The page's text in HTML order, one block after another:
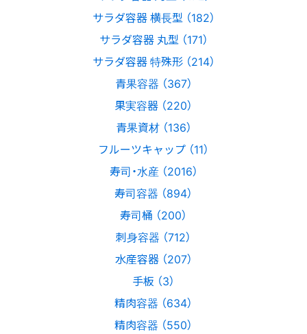
サラダ容器 横長型 （182）
サラダ容器 丸型 （171）
サラダ容器 特殊形 （214）
青果容器 （367）
果実容器 （220）
青果資材 （136）
フルーツキャップ （11）
寿司・水産 （2016）
寿司容器 （894）
寿司桶 （200）
刺身容器 （712）
水産容器 （207）
手板 （3）
精肉容器 （634）
精肉容器 （550）